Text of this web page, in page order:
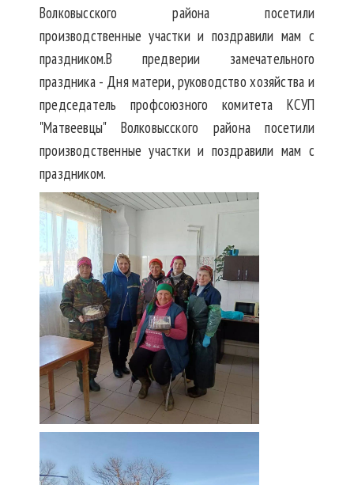
Волковысского района посетили
производственные участки и поздравили мам с
праздником.В предверии замечательного
праздника - Дня матери, руководство хозяйства и
председатель профсоюзного комитета КСУП
"Матвеевцы" Волковысского района посетили
производственные участки и поздравили мам с
праздником.